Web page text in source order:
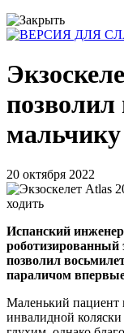
позволил
мальчику
20 октября 2022
Испанский
роботизированный
позволил
параличом
Маленький пациент
инвалидной коляски